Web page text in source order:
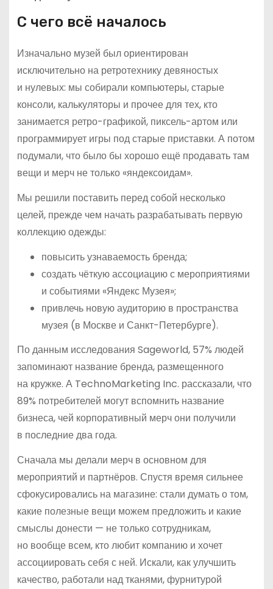
С чего всё началось
Изначально музей был ориентирован
исключительно на ретротехнику девяностых
и нулевых: мы собирали компьютеры, старые
консоли, калькуляторы и прочее для тех, кто
занимается ретро-графикой, пиксель-артом или
программирует игры под старые приставки. А потом
подумали, что было бы хорошо ещё продавать там
вещи и мерч не только «яндексоидам».
Мы решили поставить перед собой несколько
целей, прежде чем начать разрабатывать первую
коллекцию одежды:
повысить узнаваемость бренда;
создать чёткую ассоциацию с мероприятиями
и событиями «Яндекс Музея»;
привлечь новую аудиторию в пространства
музея (в Москве и Санкт-Петербурге).
По данным исследования Sageworld, 57% людей
запоминают название бренда, размещенного
на кружке. А TechnoMarketing Inc. рассказали, что
89% потребителей могут вспомнить название
бизнеса, чей корпоративный мерч они получили
в последние два года.
Сначала мы делали мерч в основном для
мероприятий и партнёров. Спустя время сильнее
сфокусировались на магазине: стали думать о том,
какие полезные вещи можем предложить и какие
смыслы донести — не только сотрудникам,
но вообще всем, кто любит компанию и хочет
ассоциировать себя с ней. Искали, как улучшить
качество, работали над тканями, фурнитурой